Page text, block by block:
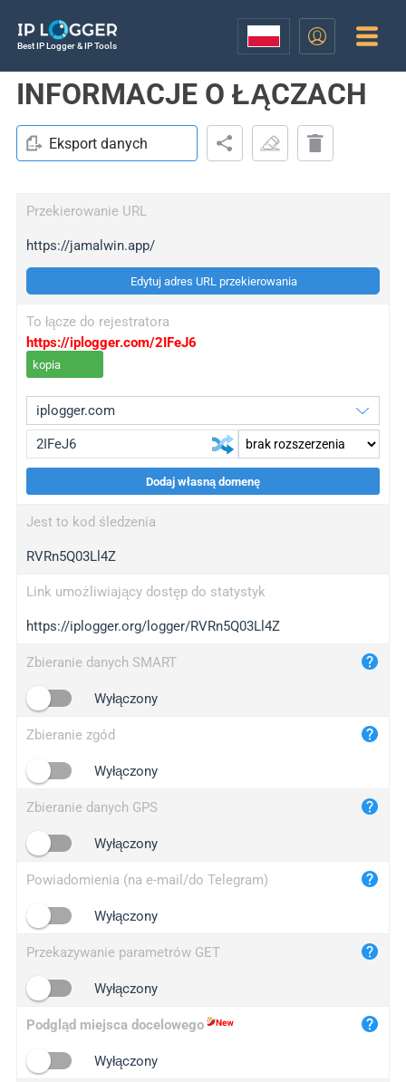
Best IP Logger & IP Tools
INFORMACJE O ŁĄCZACH
Eksport danych
Przekierowanie URL
https://jamalwin.app/
Edytuj adres URL przekierowania
To łącze do rejestratora
https://iplogger.com/2IFeJ6
kopia
wl.gl
ed.tc
iplogger.com
maper.info
2no.co
yip.su
iplogger.info
Dodaj własną domenę
Jest to kod śledzenia
RVRn5Q03Ll4Z
Link umożliwiający dostęp do statystyk
https://iplogger.org/logger/RVRn5Q03Ll4Z
Zbieranie danych SMART
Wyłączony
Zbieranie zgód
Wyłączony
Zbieranie danych GPS
Wyłączony
Powiadomienia (na e-mail/do Telegram)
Wyłączony
Przekazywanie parametrów GET
Wyłączony
Podgląd miejsca docelowego
Wyłączony